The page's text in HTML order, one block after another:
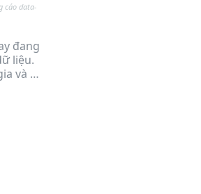
cáo data-
đang
liệu.
và …